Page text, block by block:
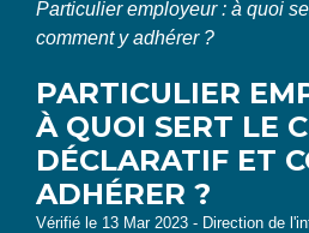
Particulier employeur : à quoi
comment y adhérer ?
PARTICULIER
À QUOI SERT LE
DÉCLARATIF ET
ADHÉRER ?
Vérifié le 13 Mar 2023 - Direction de